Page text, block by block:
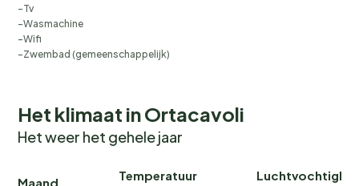
Tv
Wasmachine
Wifi
Zwembad (gemeenschappelijk)
Het klimaat in Ortacavoli
Het weer het gehele jaar
Maand
Temperatuur